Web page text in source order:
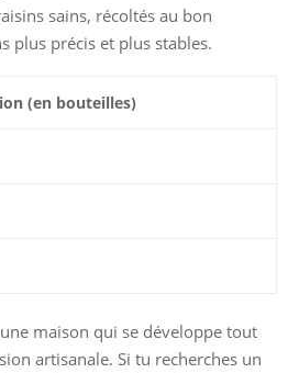
sains, récoltés au bon
plus précis et plus stables.
(en bouteilles)
maison qui se développe tout
artisanale. Si tu recherches un